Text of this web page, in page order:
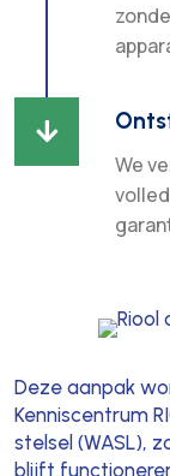

We
Deze aanpak
Kenniscentrum
stelsel (WASL),
blijft